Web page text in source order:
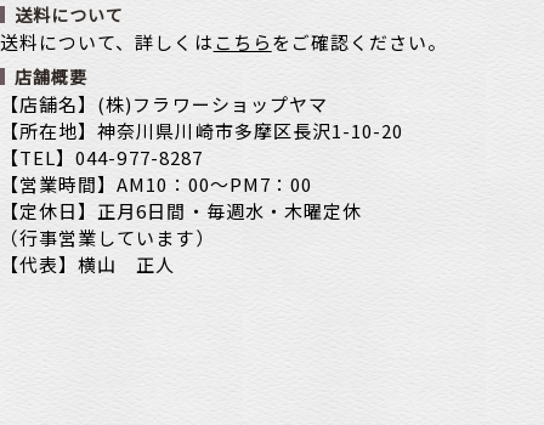
送料について
送料について、詳しくはこちらをご確認ください。
店舗概要
【店舗名】(株)フラワーショップヤマ
【所在地】神奈川県川崎市多摩区長沢1-10-20
【TEL】044-977-8287
【営業時間】AM10：00～PM7：00
【定休日】正月6日間・毎週水・木曜定休
（行事営業しています）
【代表】横山 正人